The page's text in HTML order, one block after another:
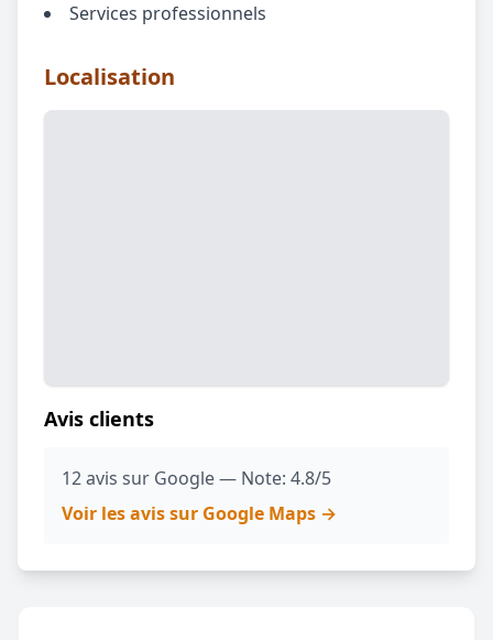
Services professionnels
Localisation
Avis clients
12 avis sur Google — Note: 4.8/5
Voir les avis sur Google Maps →